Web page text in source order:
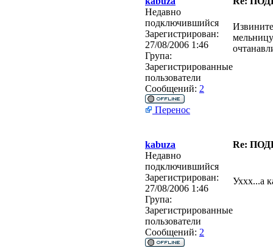
Недавно
подключившийся
Зарегистрирован:
27/08/2006 1:46
Група:
Зарегистрированные
пользователи
Сообщений: 2
Перенос
kabuza
Re:
Недавно
подключившийся
Зарегистрирован:
27/08/2006 1:46
Група:
Зарегистрированные
пользователи
Сообщений: 2
Уххх...а